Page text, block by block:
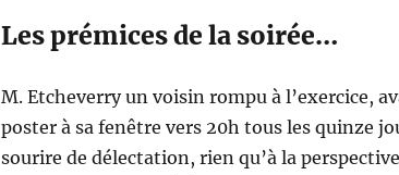
Les prémices de la soirée…
M. Etcheverry un voisin rompu à l’exercice,
poster à sa fenêtre vers 20h tous les quinze
sourire de délectation, rien qu’à la